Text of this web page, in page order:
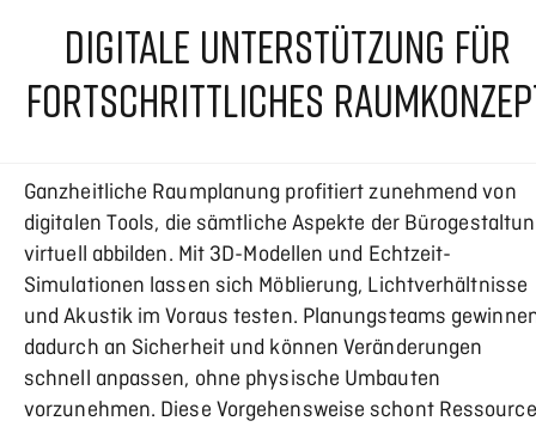
DIGITALE UNTERSTÜTZUNG FÜR
FORTSCHRITTLICHES
Ganzheitliche Raumplanung profitiert zunehmend von
digitalen Tools, die sämtliche Aspekte der
virtuell abbilden. Mit 3D-Modellen und Echtzeit-
Simulationen lassen sich Möblierung, Lichtverhältnisse
und Akustik im Voraus testen. Planungsteams
dadurch an Sicherheit und können Veränderungen
schnell anpassen, ohne physische Umbauten
vorzunehmen. Diese Vorgehensweise schont